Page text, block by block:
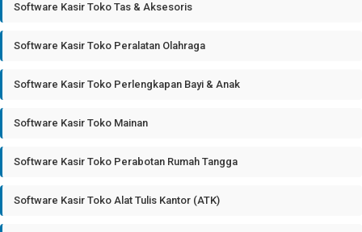
Software Kasir Toko Tas & Aksesoris
Software Kasir Toko Peralatan Olahraga
Software Kasir Toko Perlengkapan Bayi & Anak
Software Kasir Toko Mainan
Software Kasir Toko Perabotan Rumah Tangga
Software Kasir Toko Alat Tulis Kantor (ATK)